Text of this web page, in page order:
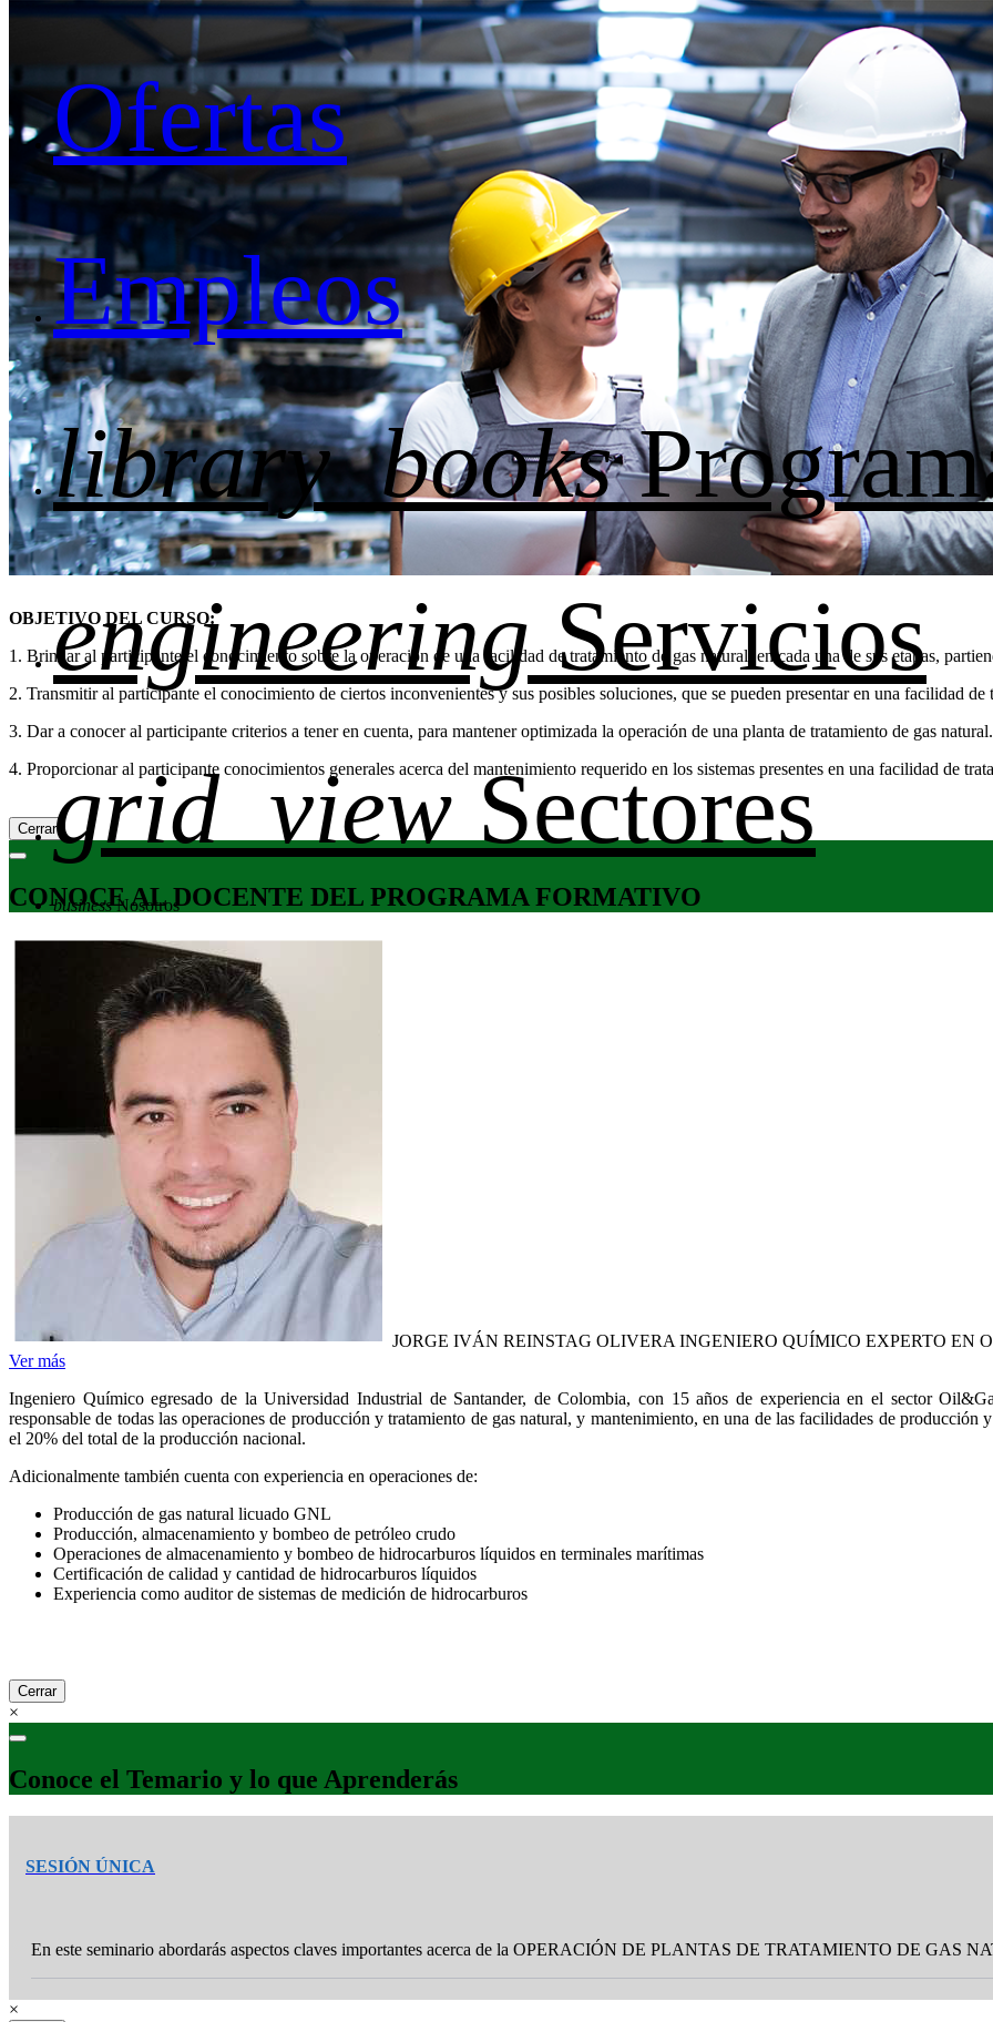
Ofertas
Empleos
library_books
engineering Servicios
grid_view Sectores
business Nosotros
OBJETIVO DEL CURSO:
1. Brindar al participante el conocimiento sobre la operación de una facilidad de tratamiento de gas natural, en cada una de sus etapas,
2. Transmitir al participante el conocimiento de ciertos inconvenientes y sus posibles soluciones, que se pueden presentar en una facilidad
3. Dar a conocer al participante criterios a tener en cuenta, para mantener optimizada la operación de una planta de tratamiento de gas natural.
4. Proporcionar al participante conocimientos generales acerca del mantenimiento requerido en los sistemas presentes en una facilidad de
Cerrar
CONOCE AL DOCENTE DEL PROGRAMA FORMATIVO
JORGE IVÁN REINSTAG OLIVERA INGENIERO QUÍMICO EXPERTO EN
Ver más
Ingeniero Químico egresado de la Universidad Industrial de Santander, de Colombia, con 15 años de experiencia en el sector
responsable de todas las operaciones de producción y tratamiento de gas natural, y mantenimiento, en una de las facilidades de producción
el 20% del total de la producción nacional.
Adicionalmente también cuenta con experiencia en operaciones de:
Producción de gas natural licuado GNL
Producción, almacenamiento y bombeo de petróleo crudo
Operaciones de almacenamiento y bombeo de hidrocarburos líquidos en terminales marítimas
Certificación de calidad y cantidad de hidrocarburos líquidos
Experiencia como auditor de sistemas de medición de hidrocarburos
Cerrar
×
Conoce el Temario y lo que Aprenderás
SESIÓN ÚNICA
En este seminario abordarás aspectos claves importantes acerca de la OPERACIÓN DE PLANTAS DE TRATAMIENTO DE GAS
×